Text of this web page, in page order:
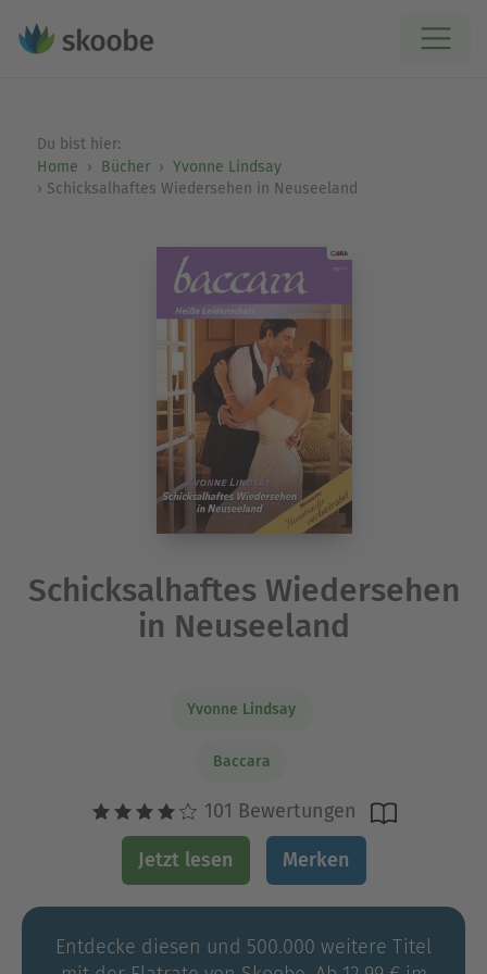
Du bist hier:
Home
Bücher
Yvonne Lindsay
Schicksalhaftes Wiedersehen in Neuseeland
Schicksalhaftes Wiedersehen
in Neuseeland
Yvonne Lindsay
Baccara
101 Bewertungen
Jetzt lesen Merken
Entdecke diesen und 500.000 weitere Titel